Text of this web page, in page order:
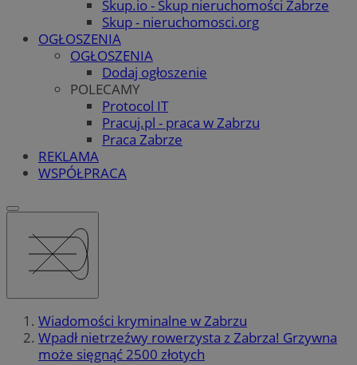
Skup.io - Skup nieruchomości Zabrze
Skup - nieruchomosci.org
OGŁOSZENIA
OGŁOSZENIA
Dodaj ogłoszenie
POLECAMY
Protocol IT
Pracuj.pl - praca w Zabrzu
Praca Zabrze
REKLAMA
WSPÓŁPRACA
Wiadomości kryminalne w Zabrzu
Wpadł nietrzeźwy rowerzysta z Zabrza! Grzywna
może sięgnąć 2500 złotych